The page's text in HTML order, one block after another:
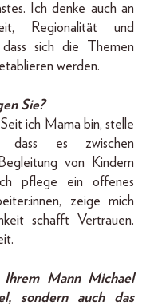
Ich denke auch an
Regionalität und
sich die Themen
werden.
Sie?
ich Mama bin, stelle
es zwischen
von Kindern
pflege ein offenes
zeige mich
schafft Vertrauen.
Mann Michael
sondern auch das